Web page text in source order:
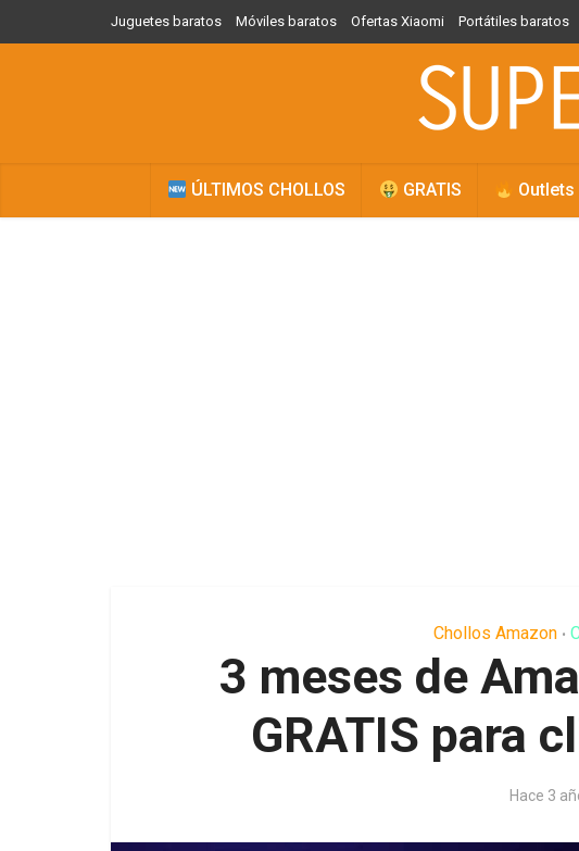
Juguetes baratos Móviles baratos Ofertas Xiaomi Portátiles baratos
ÚLTIMOS CHOLLOS GRATIS Outlets
Chollos Amazon •
3 meses de
GRATIS para
Hace 3